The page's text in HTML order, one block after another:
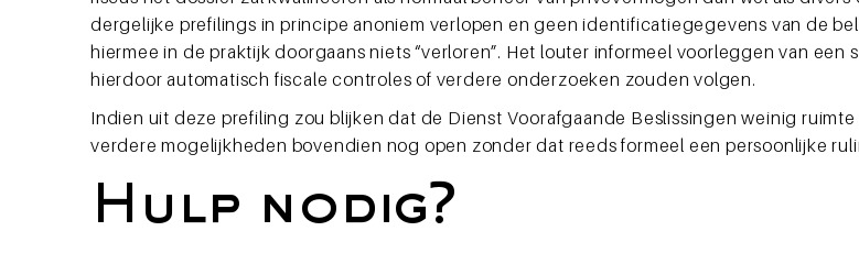
dergelijke prefilings in principe anoniem verlopen en geen identificatiegegevens van de
hiermee in de praktijk doorgaans niets “verloren”. Het louter informeel voorleggen van
hierdoor automatisch fiscale controles of verdere onderzoeken zouden volgen.
Indien uit deze prefiling zou blijken dat de Dienst Voorafgaande Beslissingen weinig
verdere mogelijkheden bovendien nog open zonder dat reeds formeel een persoonlijke
Hulp nodig?